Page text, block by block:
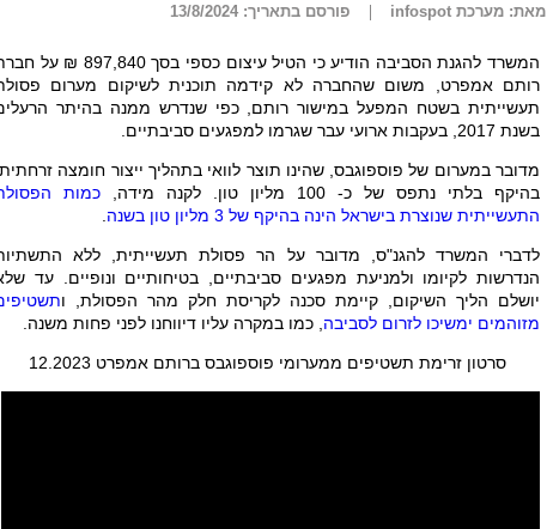
מאת: מערכת infospot פורסם בתאריך: 13/8/2024
המשרד להגנת הסביבה הודיע כי הטיל עיצום כספי בסך 897,840 ₪
רותם אמפרט, משום שהחברה לא קידמה תוכנית לשיקום מערום
תעשייתית בשטח המפעל במישור רותם, כפי שנדרש ממנה בהיתר
בשנת 2017, בעקבות ארועי עבר שגרמו למפגעים סביבתיים.
מדובר במערום של פוספוגבס, שהינו תוצר לוואי בתהליך ייצור חומצה
בהיקף בלתי נתפס של כ- 100 מליון טון. לקנה מידה,
כמות
התעשייתית שנוצרת בישראל הינה בהיקף של 3 מליון טון בשנה
לדברי המשרד להגנ"ס, מדובר על הר פסולת תעשייתית, ללא
הנדרשות לקיומו ולמניעת מפגעים סביבתיים, בטיחותיים ונופיים. עד
יושלם הליך השיקום, קיימת סכנה לקריסת חלק מהר הפסולת, ו
מזוהמים ימשיכו לזרום לסביבה , כמו במקרה עליו דיווחנו לפני פחות משנה.
סרטון זרימת תשטיפים ממערומי פוספוגבס ברותם אמפרט 12.2023